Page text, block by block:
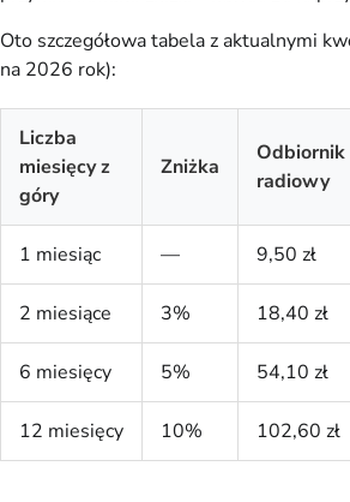
Oto szczegółowa tabela z aktualnymi
na 2026 rok):
Liczba
miesięcy z
góry
Zniżka
Odbiornik
radiowy
1 miesiąc — 9,50 zł
2 miesiące 3% 18,40 zł
6 miesięcy 5% 54,10 zł
12 miesięcy 10% 102,60 zł